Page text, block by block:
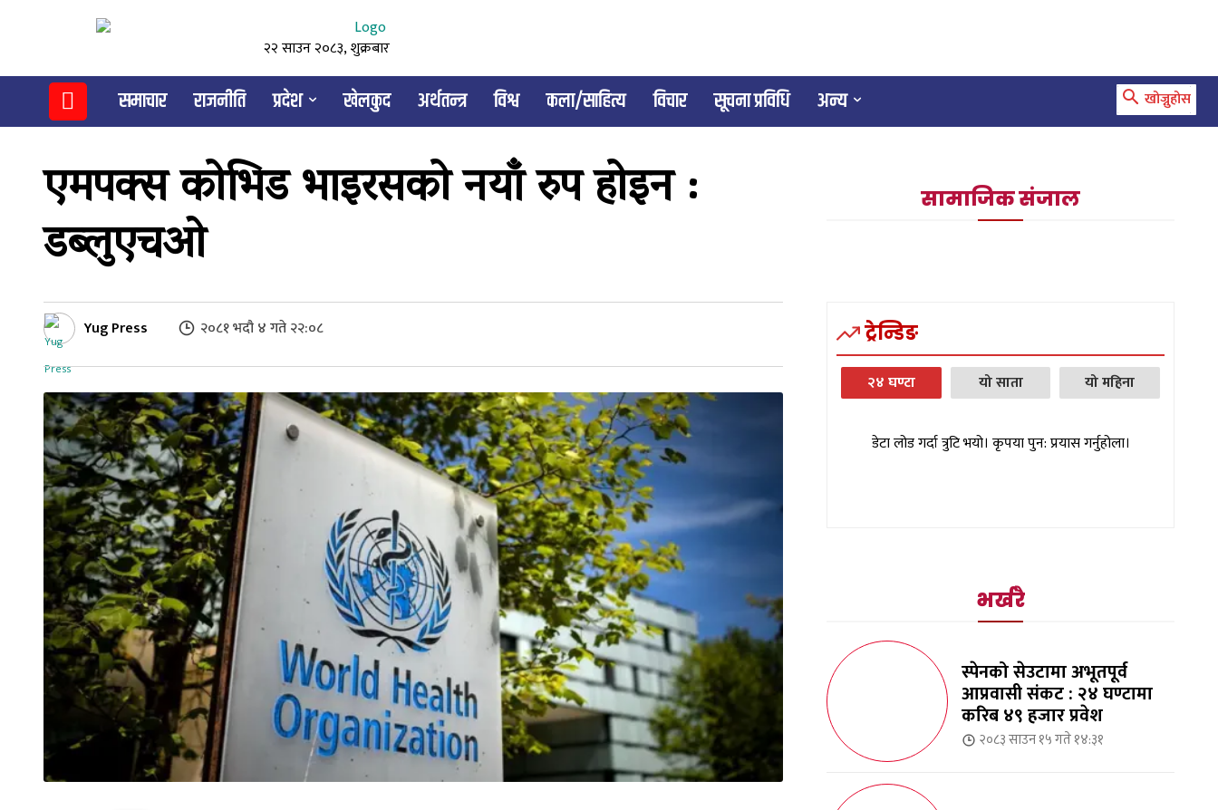
२२ साउन २०८३, शुक्रबार
समाचार राजनीति प्रदेश खेलकुद अर्थतन्त्र विश्व कला/साहित्य विचार सूचना प्रविधि अन्य खोज्नुहोस
एमपक्स कोभिड भाइरसको नयाँ रुप होइन :
डब्लुएचओ
Yug Press २०८१ भदौ ४ गते २२:०८
सामाजिक संजाल
ट्रेन्डिङ
२४ घण्टा यो साता यो महिना
डेटा लोड गर्दा त्रुटि भयो। कृपया पुन: प्रयास गर्नुहोला।
भर्खरै
स्पेनको सेउटामा अभूतपूर्व
आप्रवासी संकट : २४ घण्टामा
करिब ४९ हजार प्रवेश
२०८३ साउन १५ गते १४:३१